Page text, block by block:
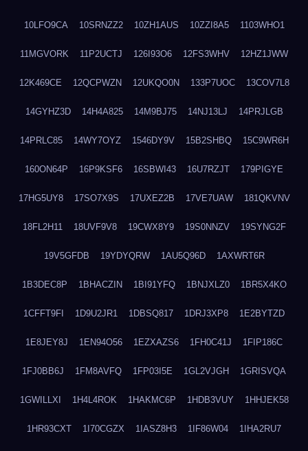
10LFO9CA 10SRNZZ2 10ZH1AUS 10ZZI8A5 1103WHO1
11MGVORK 11P2UCTJ 126I93O6 12FS3WHV 12HZ1JWW
12K469CE 12QCPWZN 12UKQO0N 133P7UOC 13COV7L8
14GYHZ3D 14H4A825 14M9BJ75 14NJ13LJ 14PRJLGB
14PRLC85 14WY7OYZ 1546DY9V 15B2SHBQ 15C9WR6H
160ON64P 16P9KSF6 16SBWI43 16U7RZJT 179PIGYE
17HG5UY8 17SO7X9S 17UXEZ2B 17VE7UAW 181QKVNV
18FL2H11 18UVF9V8 19CWX8Y9 19S0NNZV 19SYNG2F
19V5GFDB 19YDYQRW 1AU5Q96D 1AXWRT6R
1B3DEC8P 1BHACZIN 1BI91YFQ 1BNJXLZ0 1BR5X4KO
1CFFT9FI 1D9U2JR1 1DBSQ817 1DRJ3XP8 1E2BYTZD
1E8JEY8J 1EN94O56 1EZXAZS6 1FH0C41J 1FIP186C
1FJ0BB6J 1FM8AVFQ 1FP03I5E 1GL2VJGH 1GRISVQA
1GWILLXI 1H4L4ROK 1HAKMC6P 1HDB3VUY 1HHJEK58
1HR93CXT 1I70CGZX 1IASZ8H3 1IF86W04 1IHA2RU7